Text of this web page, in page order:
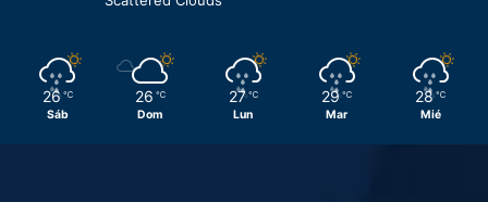
26 ℃
Sáb
26 ℃
Dom
27 ℃
Lun
29 ℃
Mar
28 ℃
Mié